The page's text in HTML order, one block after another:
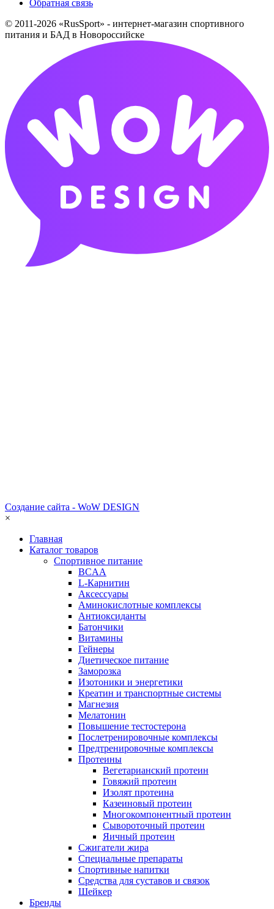
Обратная связь
© 2011-2026 «RusSport» - интернет-магазин спортивного
питания и БАД в Новороссийске
Создание сайта - WoW DESIGN
×
Главная
Каталог товаров
Спортивное питание
BCAA
L-Карнитин
Аксессуары
Аминокислотные комплексы
Антиоксиданты
Батончики
Витамины
Гейнеры
Диетическое питание
Заморозка
Изотоники и энергетики
Креатин и транспортные системы
Магнезия
Мелатонин
Повышение тестостерона
Послетренировочные комплексы
Предтренировочные комплексы
Протеины
Вегетарианский протеин
Говяжий протеин
Изолят протеина
Казеиновый протеин
Многокомпонентный протеин
Сывороточный протеин
Яичный протеин
Сжигатели жира
Специальные препараты
Спортивные напитки
Средства для суставов и связок
Шейкер
Бренды